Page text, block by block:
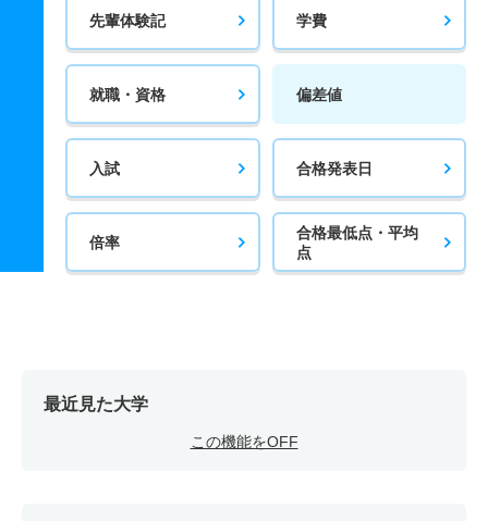
先輩体験記 学費
就職・資格 偏差値
入試 合格発表日
倍率
合格最低点・平均
点
最近見た大学
この機能をOFF